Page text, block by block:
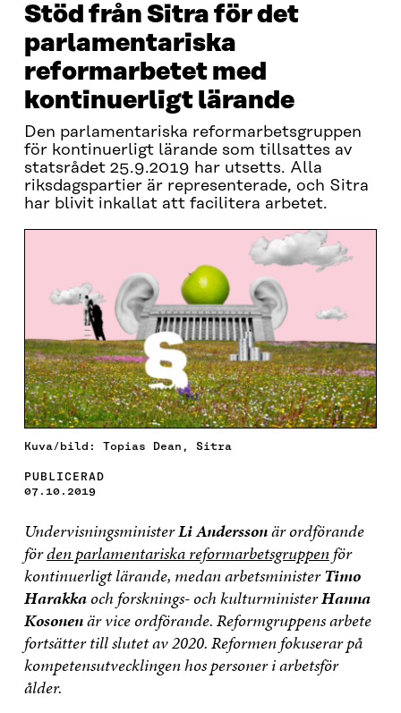
Stöd från Sitra för det
parlamentariska
reformarbetet med
kontinuerligt lärande
Den parlamentariska reformarbetsgruppen
för kontinuerligt lärande som tillsattes av
statsrådet 25.9.2019 har utsetts. Alla
riksdagspartier är representerade, och Sitra
har blivit inkallat att facilitera arbetet.
Kuva/bild: Topias Dean, Sitra
PUBLICERAD
07.10.2019
UndervisningsministerLi Anderssonär ordförande
förden parlamentariska reformarbetsgruppenför
kontinuerligt lärande, medan arbetsministerTimo
Harakkaoch forsknings- och kulturministerHanna
Kosonenär vice ordförande. Reformgruppens arbete
fortsätter till slutet av 2020. Reformen fokuserar på
kompetensutvecklingen hos personer i arbetsför
ålder.